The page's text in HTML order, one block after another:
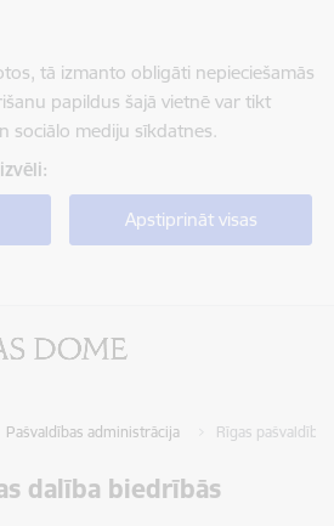
tā izmanto obligāti nepieciešamās
papildus šajā vietnē var tikt
sociālo mediju sīkdatnes.
Apstiprināt visas
Pašvaldības administrācija Rīgas
dalība biedrībās